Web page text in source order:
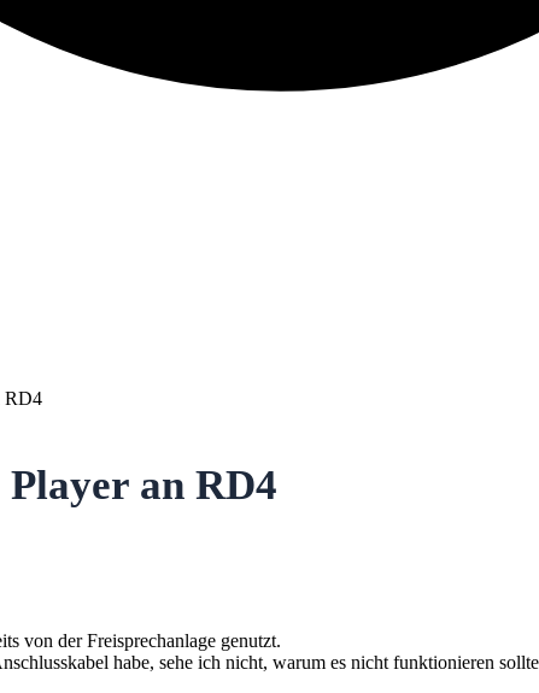
RD4
an RD4
von der Freisprechanlage genutzt.
habe, sehe ich nicht, warum es nicht funktionieren